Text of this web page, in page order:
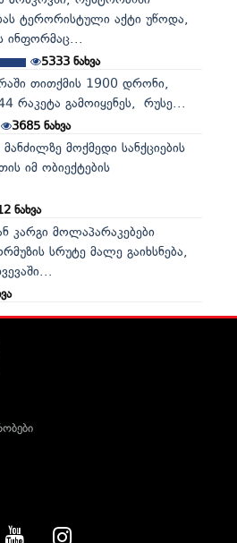
ტერორისტული აქტი უწოდა,
ინფორმაც...
5333ნახვა
თითქმის 1900 დრონი,
რაკეტა გამოიყენეს, რუსე...
3685ნახვა
მოქმედი სანქციების
იმ ობიექტების
ნახვა
კარგი მოლაპარაკებები
სრუტე მალე გაიხსნება,